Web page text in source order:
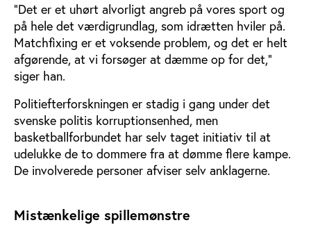
”Det er et uhørt alvorligt angreb på vores sport og
på hele det værdigrundlag, som idrætten hviler på.
Matchfixing er et voksende problem, og det er helt
afgørende, at vi forsøger at dæmme op for det,”
siger han.
Politiefterforskningen er stadig i gang under det
svenske politis korruptionsenhed, men
basketballforbundet har selv taget initiativ til at
udelukke de to dommere fra at dømme flere kampe.
De involverede personer afviser selv anklagerne.
Mistænkelige spillemønstre